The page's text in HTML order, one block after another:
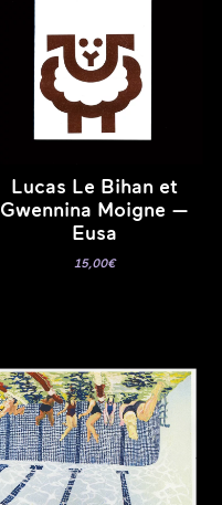
Lucas Le Bihan et
Gwennina Moigne —
Eusa
15,00€